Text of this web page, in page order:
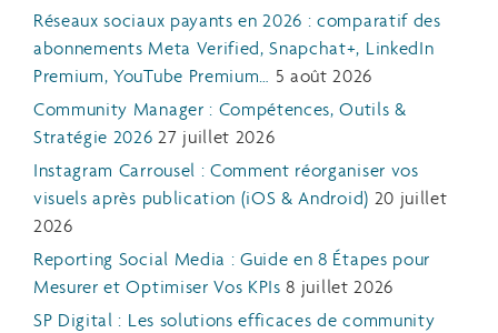
Réseaux sociaux payants en 2026 : comparatif des
abonnements Meta Verified, Snapchat+, LinkedIn
Premium, YouTube Premium… 5 août 2026
Community Manager : Compétences, Outils &
Stratégie 2026 27 juillet 2026
Instagram Carrousel : Comment réorganiser vos
visuels après publication (iOS & Android) 20 juillet
2026
Reporting Social Media : Guide en 8 Étapes pour
Mesurer et Optimiser Vos KPIs 8 juillet 2026
SP Digital : Les solutions efficaces de community